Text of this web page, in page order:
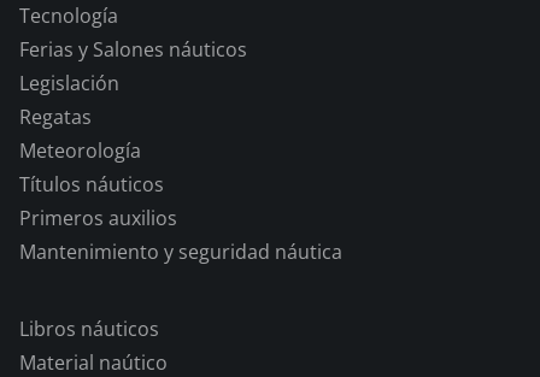
Tecnología
Ferias y Salones náuticos
Legislación
Regatas
Meteorología
Títulos náuticos
Primeros auxilios
Mantenimiento y seguridad náutica
Libros náuticos
Material naútico